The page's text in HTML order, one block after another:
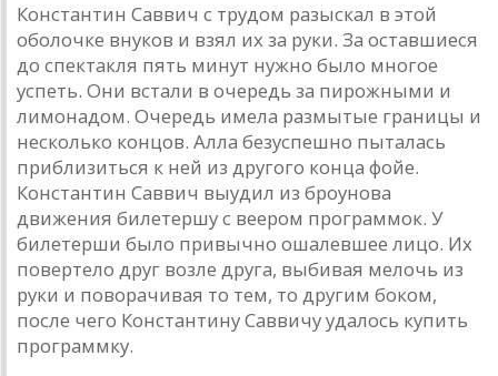
Константин Саввич с трудом разыскал в этой
оболочке внуков и взял их за руки. За оставшиеся
до спектакля пять минут нужно было многое
успеть. Они встали в очередь за пирожными и
лимонадом. Очередь имела размытые границы и
несколько концов. Алла безуспешно пыталась
приблизиться к ней из другого конца фойе.
Константин Саввич выудил из броунова
движения билетершу с веером программок. У
билетерши было привычно ошалевшее лицо. Их
повертело друг возле друга, выбивая мелочь из
руки и поворачивая то тем, то другим боком,
после чего Константину Саввичу удалось купить
программку.